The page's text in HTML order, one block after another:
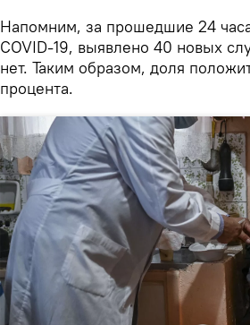
Напомним, за прошедшие 24
COVID-19, выявлено 40 новых
нет. Таким образом, доля
процента.